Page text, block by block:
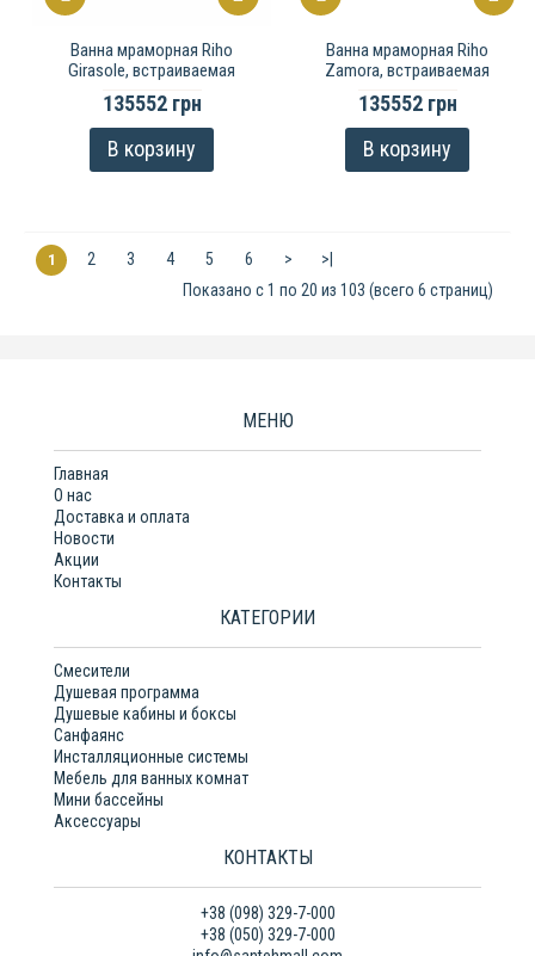
Ванна мраморная Riho
Girasole, встраиваемая
135552 грн
В корзину
Ванна мраморная Riho
Zamora, встраиваемая
135552 грн
В корзину
1 2 3 4 5 6 >
>|
Показано с 1 по 20 из 103 (всего 6 страниц)
МЕНЮ
Главная
О нас
Доставка и оплата
Новости
Акции
Контакты
КАТЕГОРИИ
Смесители
Душевая программа
Душевые кабины и боксы
Санфаянс
Инсталляционные системы
Мебель для ванных комнат
Мини бассейны
Аксессуары
КОНТАКТЫ
+38 (098) 329-7-000
+38 (050) 329-7-000